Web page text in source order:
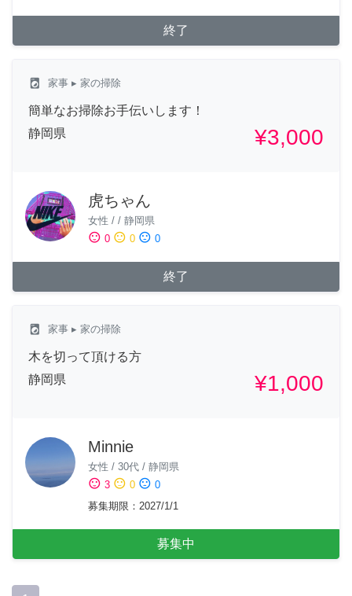
終了
local_laundry_service 家事 ▸ 家の掃除
簡単なお掃除お手伝いします！
静岡県
¥3,000
虎ちゃん
女性 / / 静岡県
sentiment_satisfied 0 sentiment_neutral 0 sentiment_dissatisfied 0
終了
local_laundry_service 家事 ▸ 家の掃除
木を切って頂ける方
静岡県
¥1,000
Minnie
女性 / 30代 / 静岡県
sentiment_satisfied 3 sentiment_neutral 0 sentiment_dissatisfied 0
募集期限 ： 2027/1/1
募集中